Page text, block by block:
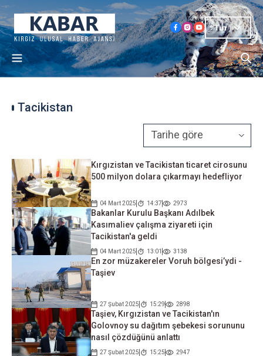
Tur
Tacikistan
Kırgızistan ve Tacikistan ticaret cirosunu
500 milyon dolara çıkarmayı hedefliyor
04 Mart 2025 14:37 2973
Bakanlar Kurulu Başkanı Adılbek
Kasımaliev çalışma ziyareti için
Tacikistan'a geldi
04 Mart 2025 13:01 3138
En zor müzakereler Voruh bölgesi’ydi -
Taşiev
27 Şubat 2025 15:29 2898
Taşiev, Kırgızistan ve Tacikistan'ın
Golovnoy su dağıtım şebekesi sorununu
nasıl çözdüğünü anlattı
27 Şubat 2025 15:25 2947